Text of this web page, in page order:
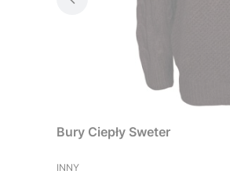
Bury Ciepły Sweter
PRODUCENT
INNY